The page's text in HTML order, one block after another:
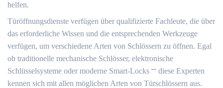
helfen.​
Türöffnungsdienste verfügen über qualifizierte Fachleute, die über
das erforderliche Wissen und die entsprechenden Werkzeuge
verfügen, um verschiedene Arten von Schlössern zu öffnen.​ Egal
ob traditionelle mechanische Schlösser, elektronische
Schlüsselsysteme oder moderne Smart-Locks ⎻ diese Experten
kennen sich mit allen möglichen Arten von Türschlössern aus.​